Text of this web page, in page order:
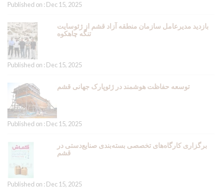
Published on : Dec 15, 2025
بازدید مدیرعامل سازمان منطقه آزاد قشم از ژئوسایت
تنگه چاهکوه
Published on : Dec 15, 2025
توسعه حفاظت هوشمند در ژئوپارک جهانی قشم
Published on : Dec 15, 2025
برگزاری کارگاه‌های تخصصی بسته‌بندی صنایع‌دستی در
قشم
Published on : Dec 15, 2025